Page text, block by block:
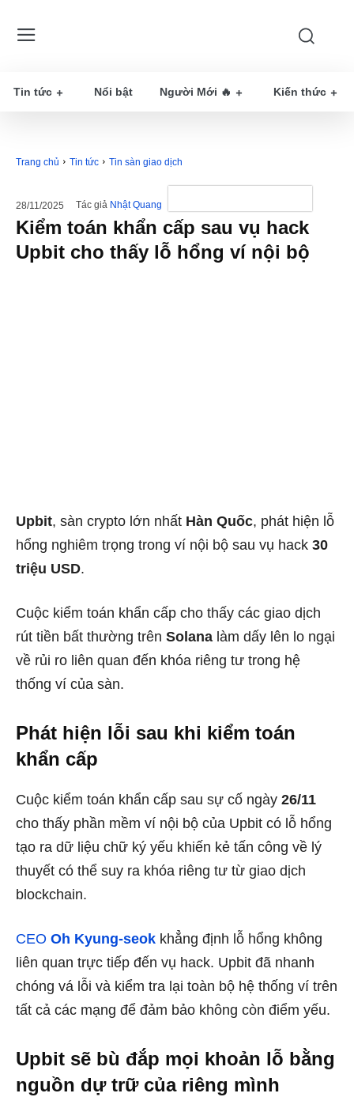
Tin tức Nổi bật Người Mới 🔥 Kiến thức
Trang chủ Tin tức Tin sàn giao dịch
28/11/2025 Tác giả Nhật Quang
Kiểm toán khẩn cấp sau vụ hack
Upbit cho thấy lỗ hổng ví nội bộ
Upbit, sàn crypto lớn nhất Hàn Quốc, phát hiện lỗ
hổng nghiêm trọng trong ví nội bộ sau vụ hack 30
triệu USD.
Cuộc kiểm toán khẩn cấp cho thấy các giao dịch
rút tiền bất thường trên Solana làm dấy lên lo ngại
về rủi ro liên quan đến khóa riêng tư trong hệ
thống ví của sàn.
Phát hiện lỗi sau khi kiểm toán
khẩn cấp
Cuộc kiểm toán khẩn cấp sau sự cố ngày 26/11
cho thấy phần mềm ví nội bộ của Upbit có lỗ hổng
tạo ra dữ liệu chữ ký yếu khiến kẻ tấn công về lý
thuyết có thể suy ra khóa riêng tư từ giao dịch
blockchain.
CEO Oh Kyung-seok khẳng định lỗ hổng không
liên quan trực tiếp đến vụ hack. Upbit đã nhanh
chóng vá lỗi và kiểm tra lại toàn bộ hệ thống ví trên
tất cả các mạng để đảm bảo không còn điểm yếu.
Upbit sẽ bù đắp mọi khoản lỗ bằng
nguồn dự trữ của riêng mình